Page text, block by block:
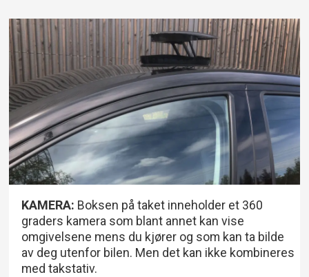
KAMERA: Boksen på taket inneholder et 360
graders kamera som blant annet kan vise
omgivelsene mens du kjører og som kan ta bilde
av deg utenfor bilen. Men det kan ikke kombineres
med takstativ.